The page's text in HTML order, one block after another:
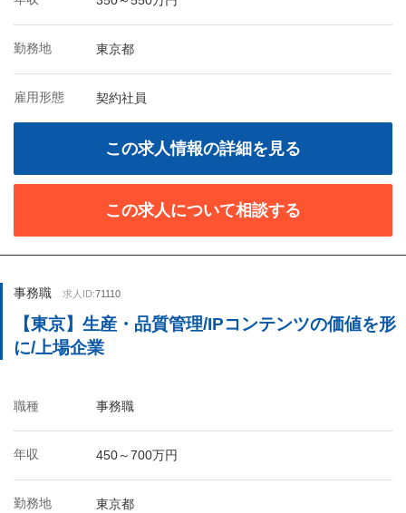
勤務地 東京都
雇用形態 契約社員
この求人情報の詳細を見る
この求人について相談する
事務職 求人ID:71110
【東京】生産・品質管理/IPコンテンツの価値を形
に/上場企業
職種 事務職
年収 450～700万円
勤務地 東京都